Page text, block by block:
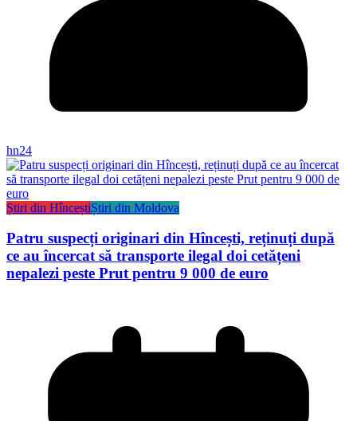
hn24
Știri din HînceștiȘtiri din Moldova
Patru suspecți originari din Hîncești, reținuți după
ce au încercat să transporte ilegal doi cetățeni
nepalezi peste Prut pentru 9 000 de euro